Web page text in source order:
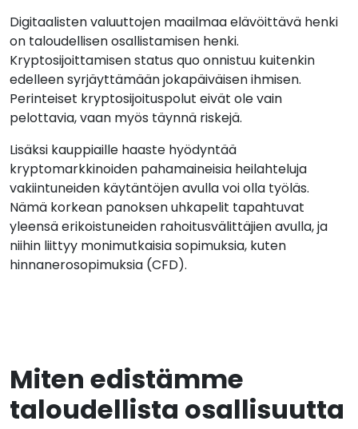
Digitaalisten valuuttojen maailmaa elävöittävä henki
on taloudellisen osallistamisen henki.
Kryptosijoittamisen status quo onnistuu kuitenkin
edelleen syrjäyttämään jokapäiväisen ihmisen.
Perinteiset kryptosijoituspolut eivät ole vain
pelottavia, vaan myös täynnä riskejä.
Lisäksi kauppiaille haaste hyödyntää
kryptomarkkinoiden pahamaineisia heilahteluja
vakiintuneiden käytäntöjen avulla voi olla työläs.
Nämä korkean panoksen uhkapelit tapahtuvat
yleensä erikoistuneiden rahoitusvälittäjien avulla, ja
niihin liittyy monimutkaisia sopimuksia, kuten
hinnanerosopimuksia (CFD).
Miten edistämme
taloudellista osallisuutta